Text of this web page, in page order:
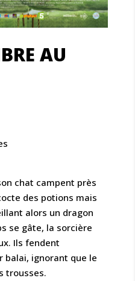
AU
chat campent près
des potions mais
alors un dragon
se gâte, la sorcière
Ils fendent
balai, ignorant que le
trousses.